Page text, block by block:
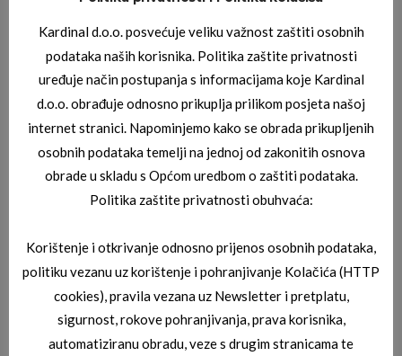
BORBONESE DIOPTRIJSKI OKVIRI
BORBONESE SIRIO 01
Kardinal d.o.o. posvećuje veliku važnost zaštiti osobnih
podataka naših korisnika. Politika zaštite privatnosti
uređuje način postupanja s informacijama koje Kardinal
d.o.o. obrađuje odnosno prikuplja prilikom posjeta našoj
internet stranici. Napominjemo kako se obrada prikupljenih
osobnih podataka temelji na jednoj od zakonitih osnova
obrade u skladu s Općom uredbom o zaštiti podataka.
Politika zaštite privatnosti obuhvaća:
Korištenje i otkrivanje odnosno prijenos osobnih podataka,
politiku vezanu uz korištenje i pohranjivanje Kolačića (HTTP
cookies), pravila vezana uz Newsletter i pretplatu,
sigurnost, rokove pohranjivanja, prava korisnika,
automatiziranu obradu, veze s drugim stranicama te